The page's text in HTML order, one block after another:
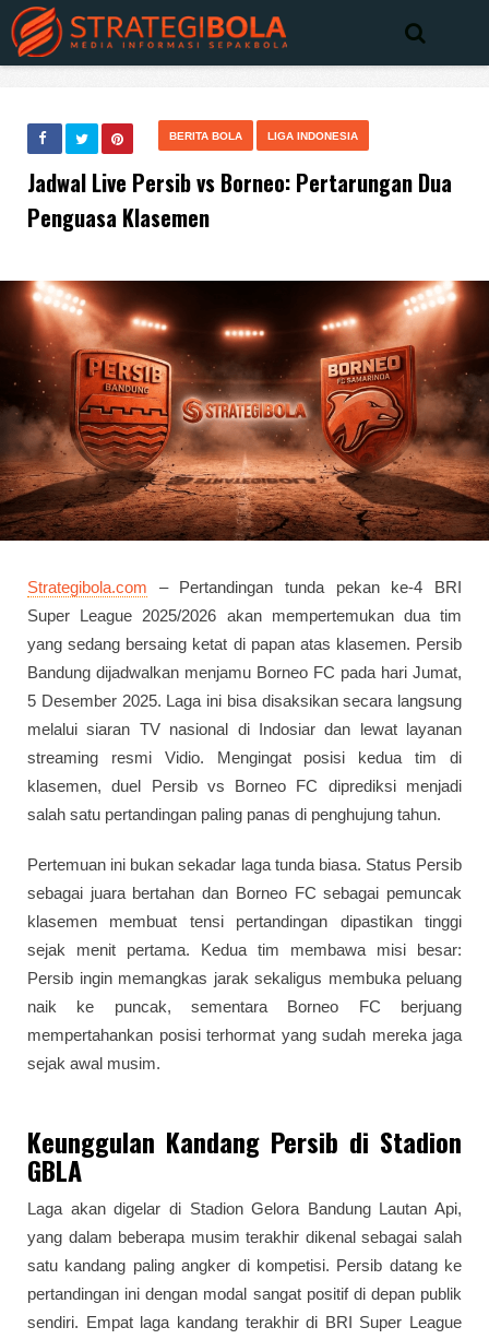
BERITA BOLA LIGA INDONESIA
Jadwal Live Persib vs Borneo: Pertarungan Dua
Penguasa Klasemen
Strategibola.com – Pertandingan tunda pekan ke-4 BRI
Super League 2025/2026 akan mempertemukan dua tim
yang sedang bersaing ketat di papan atas klasemen. Persib
Bandung dijadwalkan menjamu Borneo FC pada hari Jumat,
5 Desember 2025. Laga ini bisa disaksikan secara langsung
melalui siaran TV nasional di Indosiar dan lewat layanan
streaming resmi Vidio. Mengingat posisi kedua tim di
klasemen, duel Persib vs Borneo FC diprediksi menjadi
salah satu pertandingan paling panas di penghujung tahun.
Pertemuan ini bukan sekadar laga tunda biasa. Status Persib
sebagai juara bertahan dan Borneo FC sebagai pemuncak
klasemen membuat tensi pertandingan dipastikan tinggi
sejak menit pertama. Kedua tim membawa misi besar:
Persib ingin memangkas jarak sekaligus membuka peluang
naik ke puncak, sementara Borneo FC berjuang
mempertahankan posisi terhormat yang sudah mereka jaga
sejak awal musim.
Keunggulan Kandang Persib di Stadion
GBLA
Laga akan digelar di Stadion Gelora Bandung Lautan Api,
yang dalam beberapa musim terakhir dikenal sebagai salah
satu kandang paling angker di kompetisi. Persib datang ke
pertandingan ini dengan modal sangat positif di depan publik
sendiri. Empat laga kandang terakhir di BRI Super League